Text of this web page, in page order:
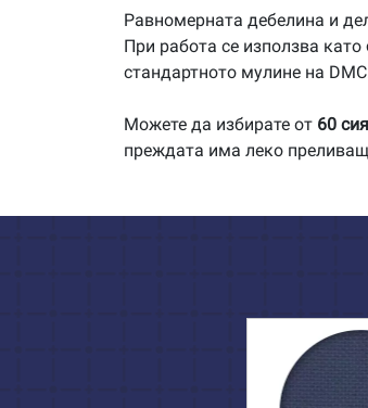
Равномерната дебелина и
При работа се използва като
стандартното мулине на
Можете да избирате от 60
преждата има леко преливащ